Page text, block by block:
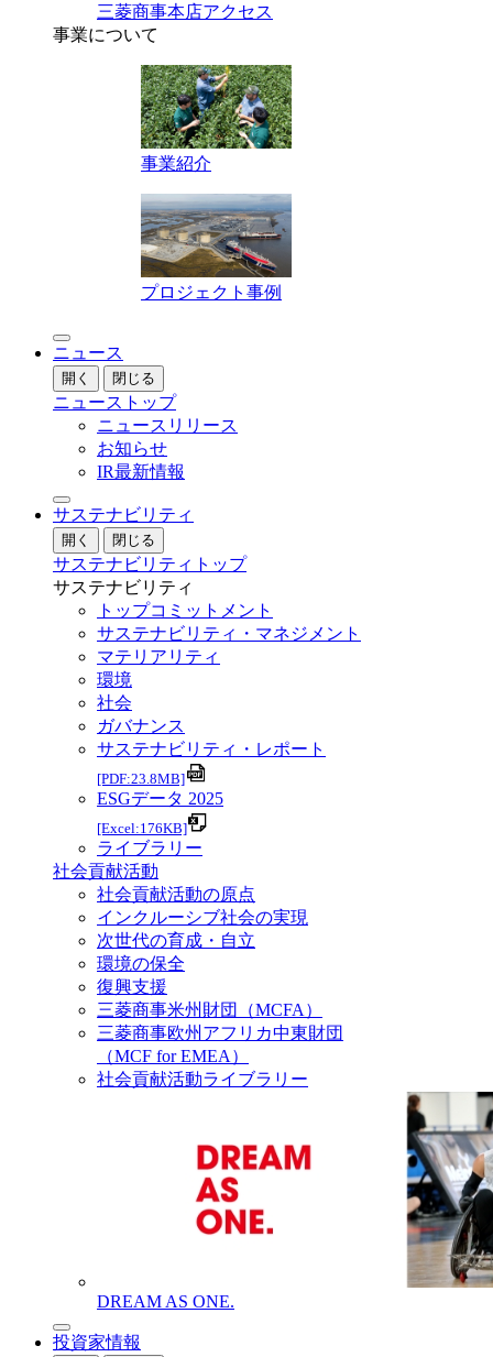
三菱商事本店アクセス
事業について
事業紹介
プロジェクト事例
ニュース
開く 閉じる
ニューストップ
ニュースリリース
お知らせ
IR最新情報
サステナビリティ
開く 閉じる
サステナビリティトップ
サステナビリティ
トップコミットメント
サステナビリティ・マネジメント
マテリアリティ
環境
社会
ガバナンス
サステナビリティ・レポート
[PDF:23.8MB]
ESGデータ 2025
[Excel:176KB]
ライブラリー
社会貢献活動
社会貢献活動の原点
インクルーシブ社会の実現
次世代の育成・自立
環境の保全
復興支援
三菱商事米州財団（MCFA）
三菱商事欧州アフリカ中東財団
（MCF for EMEA）
社会貢献活動ライブラリー
DREAM AS ONE.
投資家情報